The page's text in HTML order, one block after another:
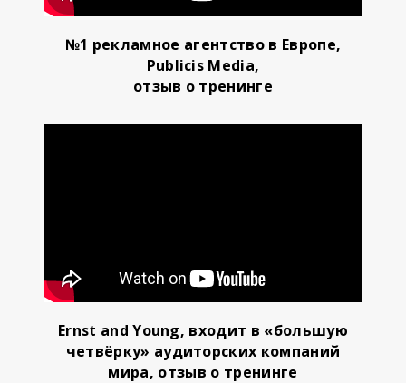
№1 рекламное агентство в Европе,
Publicis Media,
отзыв о тренинге
Ernst and Young, входит в «большую
четвёрку» аудиторских компаний
мира, отзыв о тренинге